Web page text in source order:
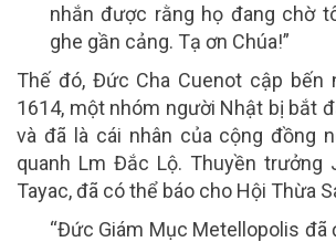
nhắn được rằng họ đang chờ
ghe gần cảng. Tạ ơn Chúa!”
Thế đó, Đức Cha Cuenot cập bến
1614, một nhóm người Nhật bị bắt
và đã là cái nhân của cộng đồng
quanh Lm Đắc Lộ. Thuyền trưởng
Tayac, đã có thể báo cho Hội Thừa
“Đức Giám Mục Metellopolis đã